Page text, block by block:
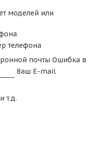
моделей или
телефона
почты Ошибка в
Ваш E-mail
т.д.